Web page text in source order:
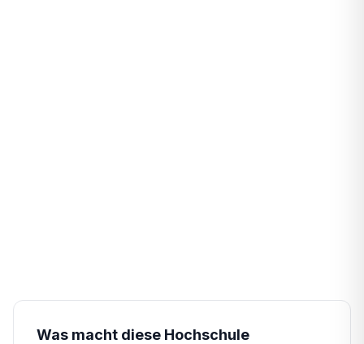
Was macht diese Hochschule